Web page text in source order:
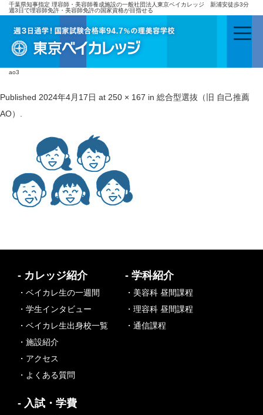
千葉県知事指定 理容師・美容師養成施設の一般社団法人東京ベイカレッジ 新浦安徒歩3分
週3日で理容師免許・美容師免許の国家資格が目指せる
ao3
Published 2024年4月17日 at 250 × 167 in 総合型選抜（旧 自己推薦
AO）
- カレッジ紹介
・ベイカレ生の一週間
・学生インタビュー
・ベイカレ生出身校一覧
・施設紹介
・アクセス
・よくある質問
- 学科紹介
・美容科 昼間課程
・理容科 昼間課程
・通信課程
- 入試・学費